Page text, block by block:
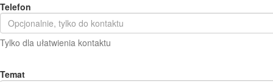
Telefon
Tylko dla ułatwienia kontaktu
Temat